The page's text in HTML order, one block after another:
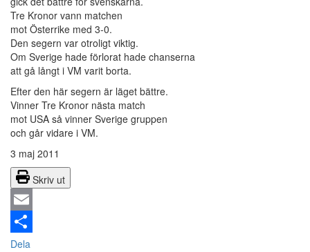
Tre Kronor vann matchen
mot Österrike med 3-0.
Den segern var otroligt viktig.
Om Sverige hade förlorat hade chanserna
att gå långt i VM varit borta.
Efter den här segern är läget bättre.
Vinner Tre Kronor nästa match
mot USA så vinner Sverige gruppen
och går vidare i VM.
3 maj 2011
Skriv ut
Email
Dela